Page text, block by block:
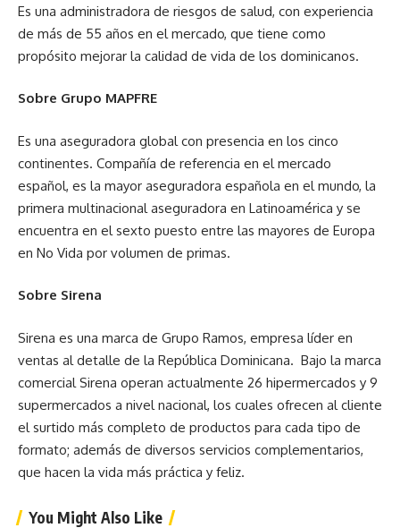
Es una administradora de riesgos de salud, con experiencia
de más de 55 años en el mercado, que tiene como
propósito mejorar la calidad de vida de los dominicanos.
Sobre Grupo MAPFRE
Es una aseguradora global con presencia en los cinco
continentes. Compañía de referencia en el mercado
español, es la mayor aseguradora española en el mundo, la
primera multinacional aseguradora en Latinoamérica y se
encuentra en el sexto puesto entre las mayores de Europa
en No Vida por volumen de primas.
Sobre Sirena
Sirena es una marca de Grupo Ramos, empresa líder en
ventas al detalle de la República Dominicana. Bajo la marca
comercial Sirena operan actualmente 26 hipermercados y 9
supermercados a nivel nacional, los cuales ofrecen al cliente
el surtido más completo de productos para cada tipo de
formato; además de diversos servicios complementarios,
que hacen la vida más práctica y feliz.
You Might Also Like